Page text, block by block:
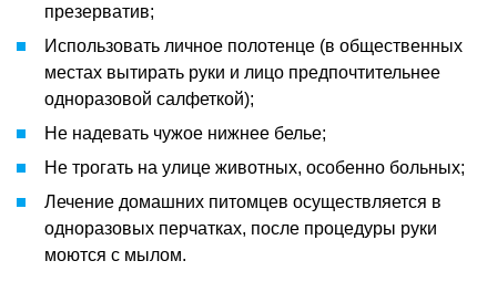
презерватив;
Использовать личное полотенце (в общественных
местах вытирать руки и лицо предпочтительнее
одноразовой салфеткой);
Не надевать чужое нижнее белье;
Не трогать на улице животных, особенно больных;
Лечение домашних питомцев осуществляется в
одноразовых перчатках, после процедуры руки
моются с мылом.